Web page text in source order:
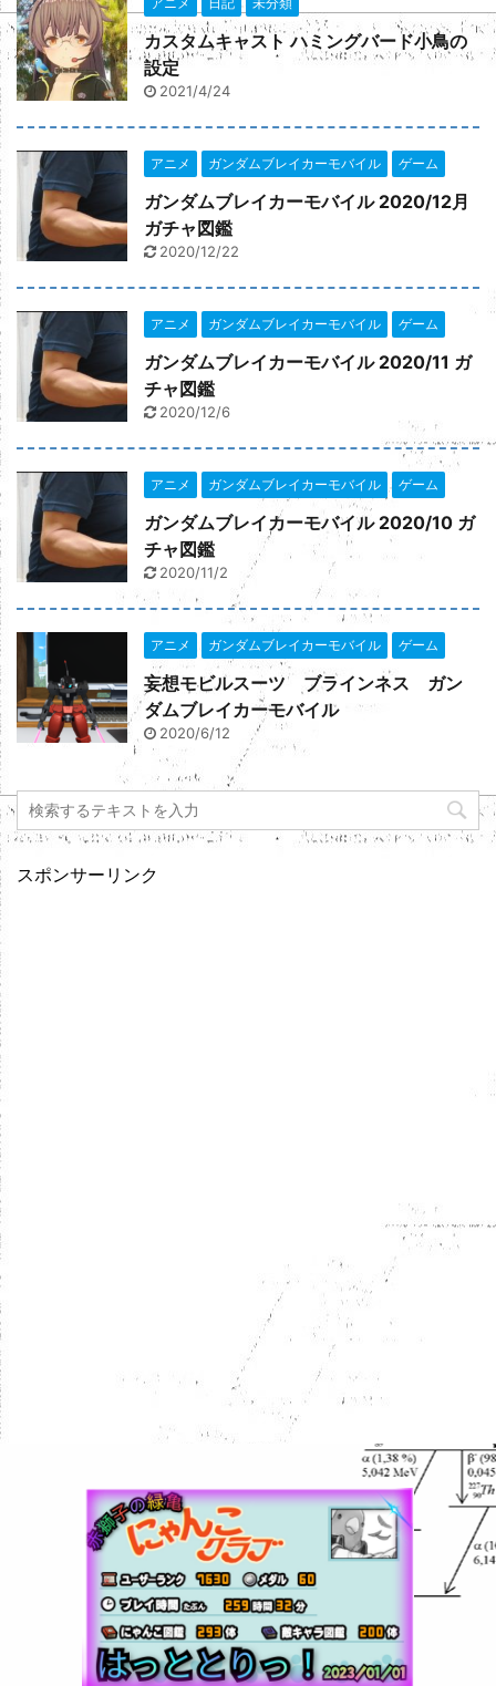
カスタムキャスト ハミングバード小鳥の
設定
2021/4/24
アニメ ガンダムブレイカーモバイル ゲーム
ガンダムブレイカーモバイル 2020/12月
ガチャ図鑑
2020/12/22
アニメ ガンダムブレイカーモバイル ゲーム
ガンダムブレイカーモバイル 2020/11 ガ
チャ図鑑
2020/12/6
アニメ ガンダムブレイカーモバイル ゲーム
ガンダムブレイカーモバイル 2020/10 ガ
チャ図鑑
2020/11/2
アニメ ガンダムブレイカーモバイル ゲーム
妄想モビルスーツ ブラインネス ガン
ダムブレイカーモバイル
2020/6/12
スポンサーリンク